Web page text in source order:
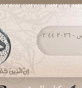
الخميس ٠٦ - أغسطس - ٢٠٢٦ ٠٢:٤٤